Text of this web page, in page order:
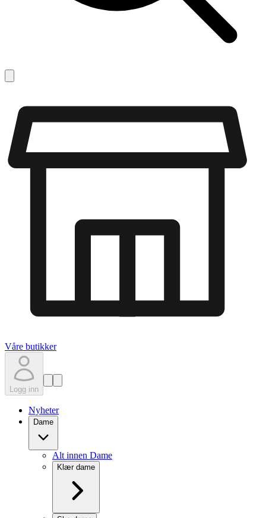
Våre butikker
Logg inn
Nyheter
Dame
Alt innen Dame
Klær dame